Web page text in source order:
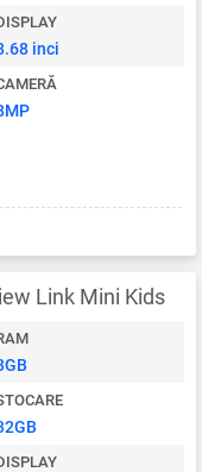
inci
Link Mini Kids